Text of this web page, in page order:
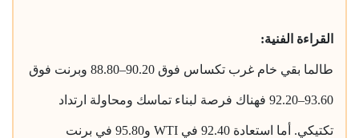
القراءة الفنية:
طالما بقي خام غرب تكساس فوق 90.20–88.80 وبرنت فوق
93.60–92.20 فهناك فرصة لبناء تماسك ومحاولة ارتداد
تكتيكي. أما استعادة 92.40 في WTI و95.80 في برنت